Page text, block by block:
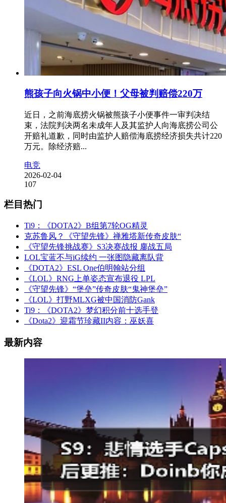
熊孩子向火锅中小便！父母被判赔偿220万
近日，之前海底捞火锅被熊孩子小便事件一审判决结
束，法院判决两名未成年人及其监护人向海底捞公司公
开赔礼道歉，同时由监护人赔偿海底捞经济损失共计220
万元。除经济赔...
电竞
2026-02-04
107
栏目热门
Ti9：《DOTA2》B组第7轮OG精灵
克苏鲁风？《守望先锋》禅雅塔新传奇皮肤“
《守望先锋挑战赛》S3决赛战报 鏖战五局
LOL宝蓝不与iG续约 一张图隐藏离队背
《DOTA2》ESL One伯明翰站分组
《LOL》RNG上单姿态宣布退役 LPL
《守望先锋》“堡垒”传奇皮肤“鬼神堡垒”
《LOL》打野MLXG被中国消防Gank
Ti9：《DOTA2》梦幻积分前十选手登
《Dota2》迎霜节珍藏II内容：巫妖喜
最新内容